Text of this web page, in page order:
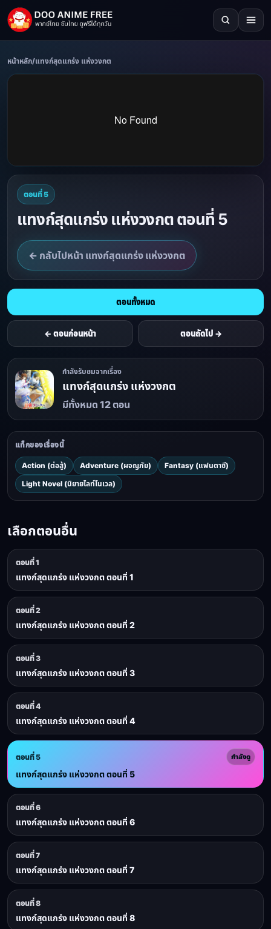
หน้าหลัก/แทงก์สุดแกร่ง แห่งวงกต
ตอนที่ 5
แทงก์สุดแกร่ง แห่งวงกต ตอนที่ 5
← กลับไปหน้า แทงก์สุดแกร่ง แห่งวงกต
← ตอนก่อนหน้า
ตอนทั้งหมด
ตอนถัดไป →
กำลังรับชมจากเรื่อง
แทงก์สุดแกร่ง แห่งวงกต
มีทั้งหมด 12 ตอน
แท็กของเรื่องนี้
Action (ต่อสู้) Adventure (ผจญภัย)
Fantasy (แฟนตาซี)
Light Novel (นิยายไลท์โนเวล)
เลือกตอนอื่น
ตอนที่ 1
แทงก์สุดแกร่ง แห่งวงกต ตอนที่ 1
ตอนที่ 2
แทงก์สุดแกร่ง แห่งวงกต ตอนที่ 2
ตอนที่ 3
แทงก์สุดแกร่ง แห่งวงกต ตอนที่ 3
ตอนที่ 4
แทงก์สุดแกร่ง แห่งวงกต ตอนที่ 4
ตอนที่ 5 กำลังดู
แทงก์สุดแกร่ง แห่งวงกต ตอนที่ 5
ตอนที่ 6
แทงก์สุดแกร่ง แห่งวงกต ตอนที่ 6
ตอนที่ 7
แทงก์สุดแกร่ง แห่งวงกต ตอนที่ 7
ตอนที่ 8
แทงก์สุดแกร่ง แห่งวงกต ตอนที่ 8